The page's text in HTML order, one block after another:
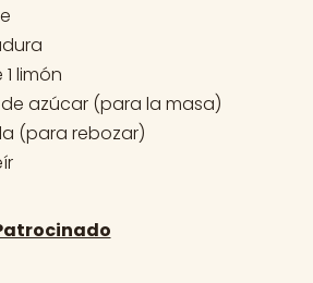
limón
azúcar (para la masa)
(para rebozar)